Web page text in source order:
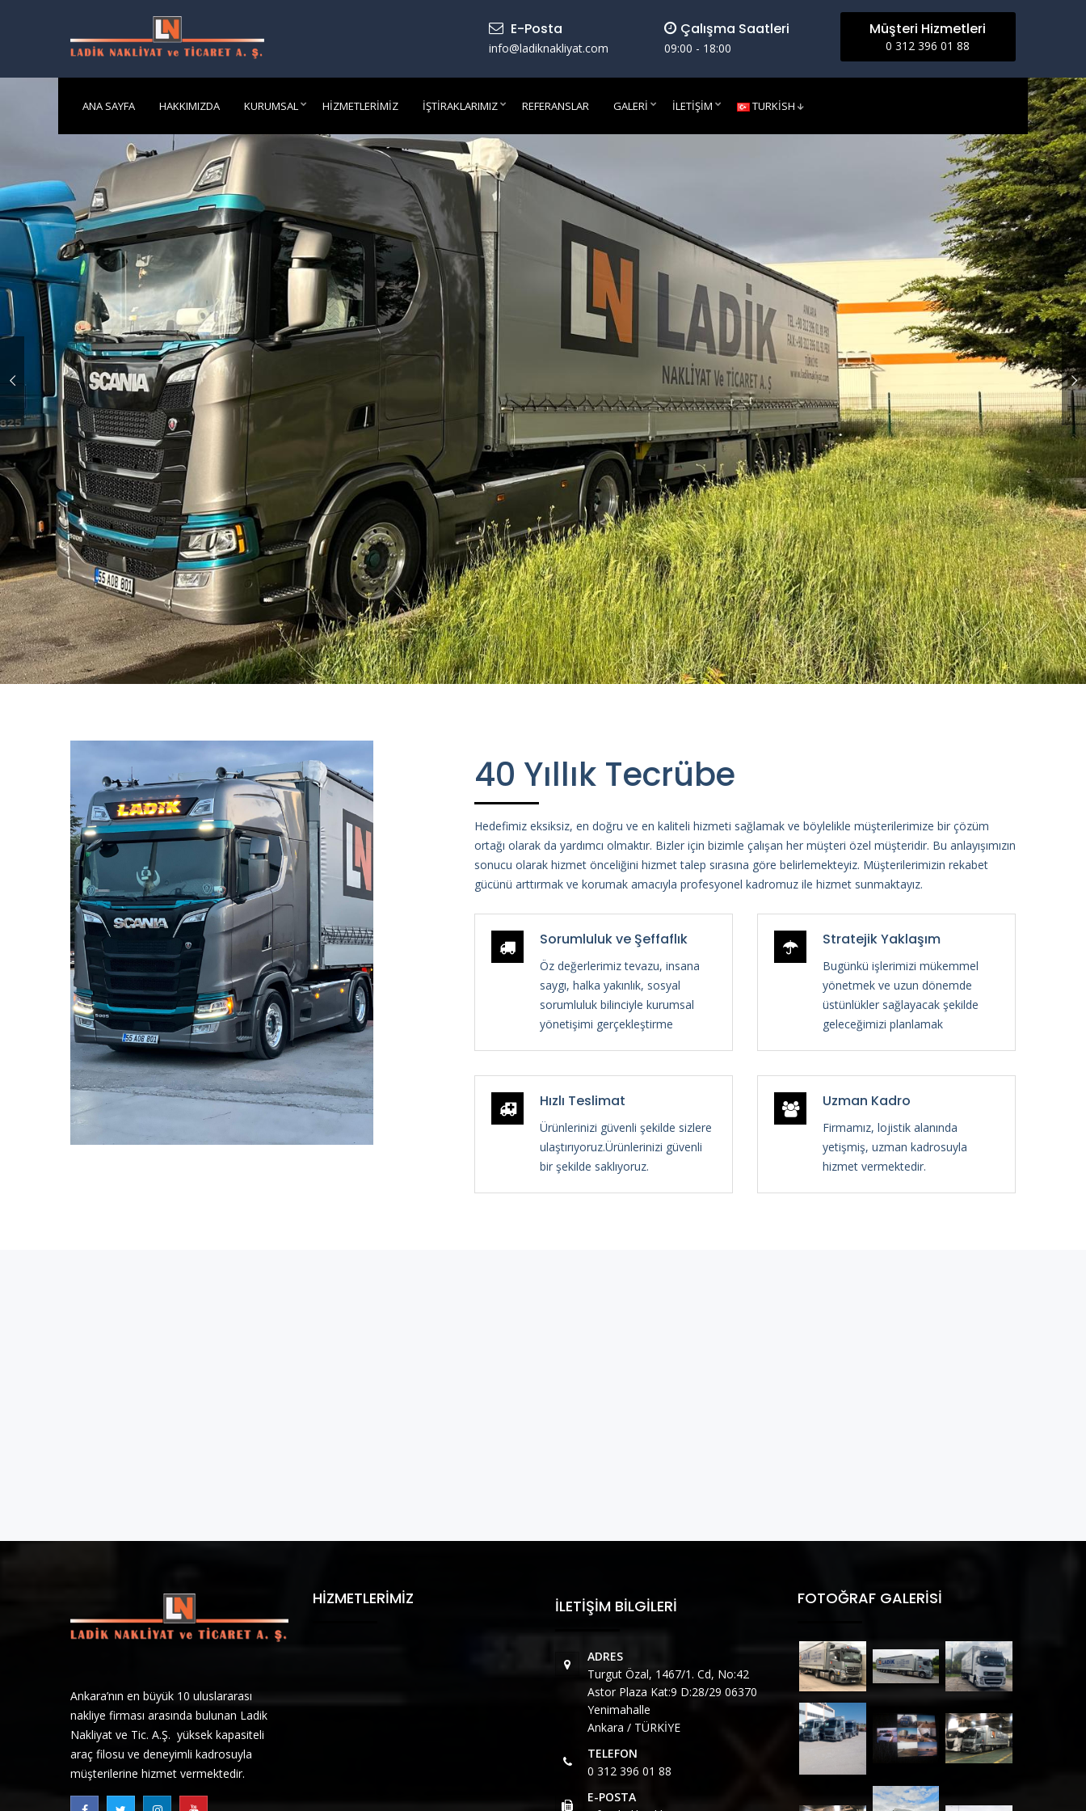
E-Posta
info@ladiknakliyat.com
Çalışma Saatleri
09:00 - 18:00
Müşteri Hizmetleri
0 312 396 01 88
ANA SAYFA HAKKIMIZDA KURUMSAL HIZMETLERIMIZ İŞTIRAKLARIMIZ REFERANSLAR GALERI İLETIŞIM TURKISH
40 Yıllık Tecrübe
Hedefimiz eksiksiz, en doğru ve en kaliteli hizmeti sağlamak ve böylelikle müşterilerimize bir çözüm
ortağı olarak da yardımcı olmaktır. Bizler için bizimle çalışan her müşteri özel müşteridir. Bu anlayışımızın
sonucu olarak hizmet önceliğini hizmet talep sırasına göre belirlemekteyiz. Müşterilerimizin rekabet
gücünü arttırmak ve korumak amacıyla profesyonel kadromuz ile hizmet sunmaktayız.
Sorumluluk ve Şeffaflık
Öz değerlerimiz tevazu, insana
saygı, halka yakınlık, sosyal
sorumluluk bilinciyle kurumsal
yönetişimi gerçekleştirme
Stratejik Yaklaşım
Bugünkü işlerimizi mükemmel
yönetmek ve uzun dönemde
üstünlükler sağlayacak şekilde
geleceğimizi planlamak
Hızlı Teslimat
Ürünlerinizi güvenli şekilde sizlere
ulaştırıyoruz.Ürünlerinizi güvenli
bir şekilde saklıyoruz.
Uzman Kadro
Firmamız, lojistik alanında
yetişmiş, uzman kadrosuyla
hizmet vermektedir.
Ankara’nın en büyük 10 uluslararası
nakliye firması arasında bulunan Ladik
Nakliyat ve Tic. A.Ş. yüksek kapasiteli
araç filosu ve deneyimli kadrosuyla
müşterilerine hizmet vermektedir.
HIZMETLERIMIZ İLETIŞIM BILGILERI
ADRES
Turgut Özal, 1467/1. Cd, No:42
Astor Plaza Kat:9 D:28/29 06370
Yenimahalle
Ankara / TÜRKİYE
TELEFON
0 312 396 01 88
E-POSTA
FOTOĞRAF GALERISI